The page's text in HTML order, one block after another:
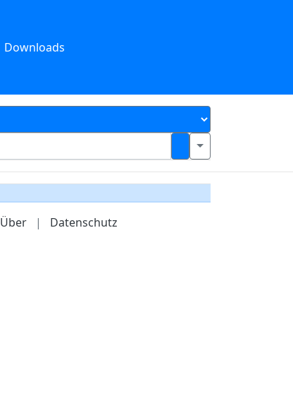
Downloads
Über | Datenschutz